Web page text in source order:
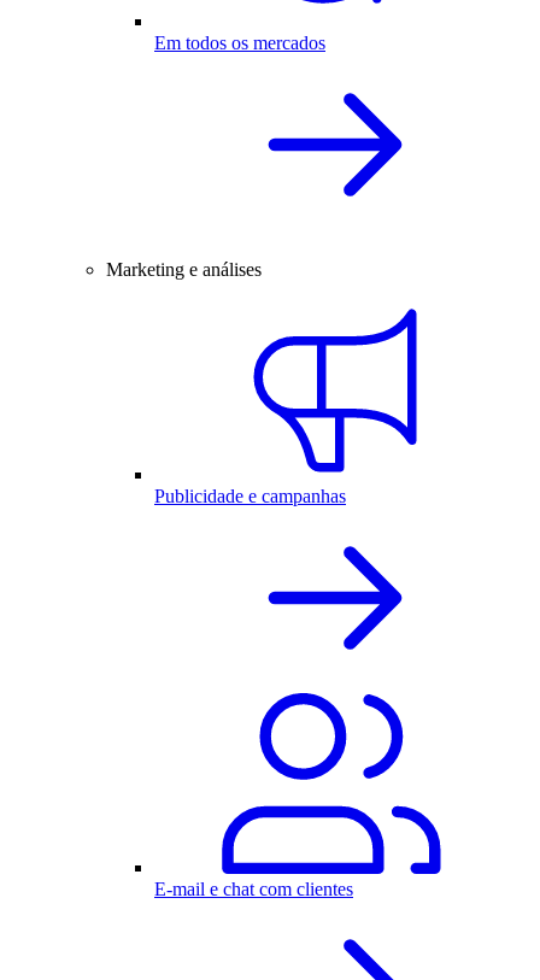
Em todos os mercados
Marketing e análises
Publicidade e campanhas
E-mail e chat com clientes